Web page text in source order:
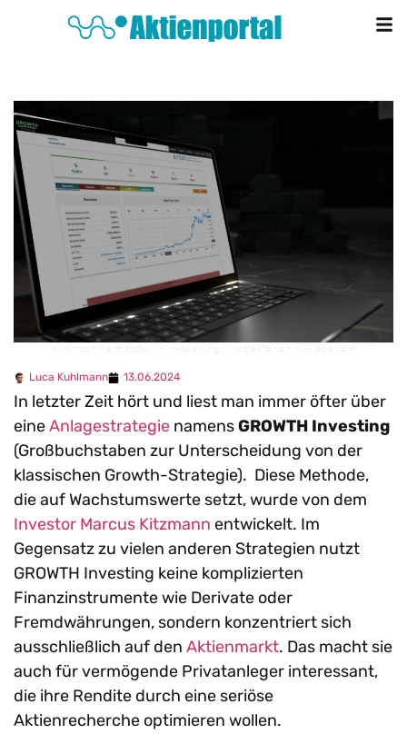
Luca Kuhlmann 13.06.2024
In letzter Zeit hört und liest man immer öfter über
eineAnlagestrategie namensGROWTH Investing
(Großbuchstaben zur Unterscheidung von der
klassischen Growth-Strategie). Diese Methode,
die auf Wachstumswerte setzt, wurde von dem
Investor Marcus Kitzmann entwickelt. Im
Gegensatz zu vielen anderen Strategien nutzt
GROWTH Investing keine komplizierten
Finanzinstrumente wie Derivate oder
Fremdwährungen, sondern konzentriert sich
ausschließlich auf den Aktienmarkt. Das macht sie
auch für vermögende Privatanleger interessant,
die ihre Rendite durch eine seriöse
Aktienrecherche optimieren wollen.